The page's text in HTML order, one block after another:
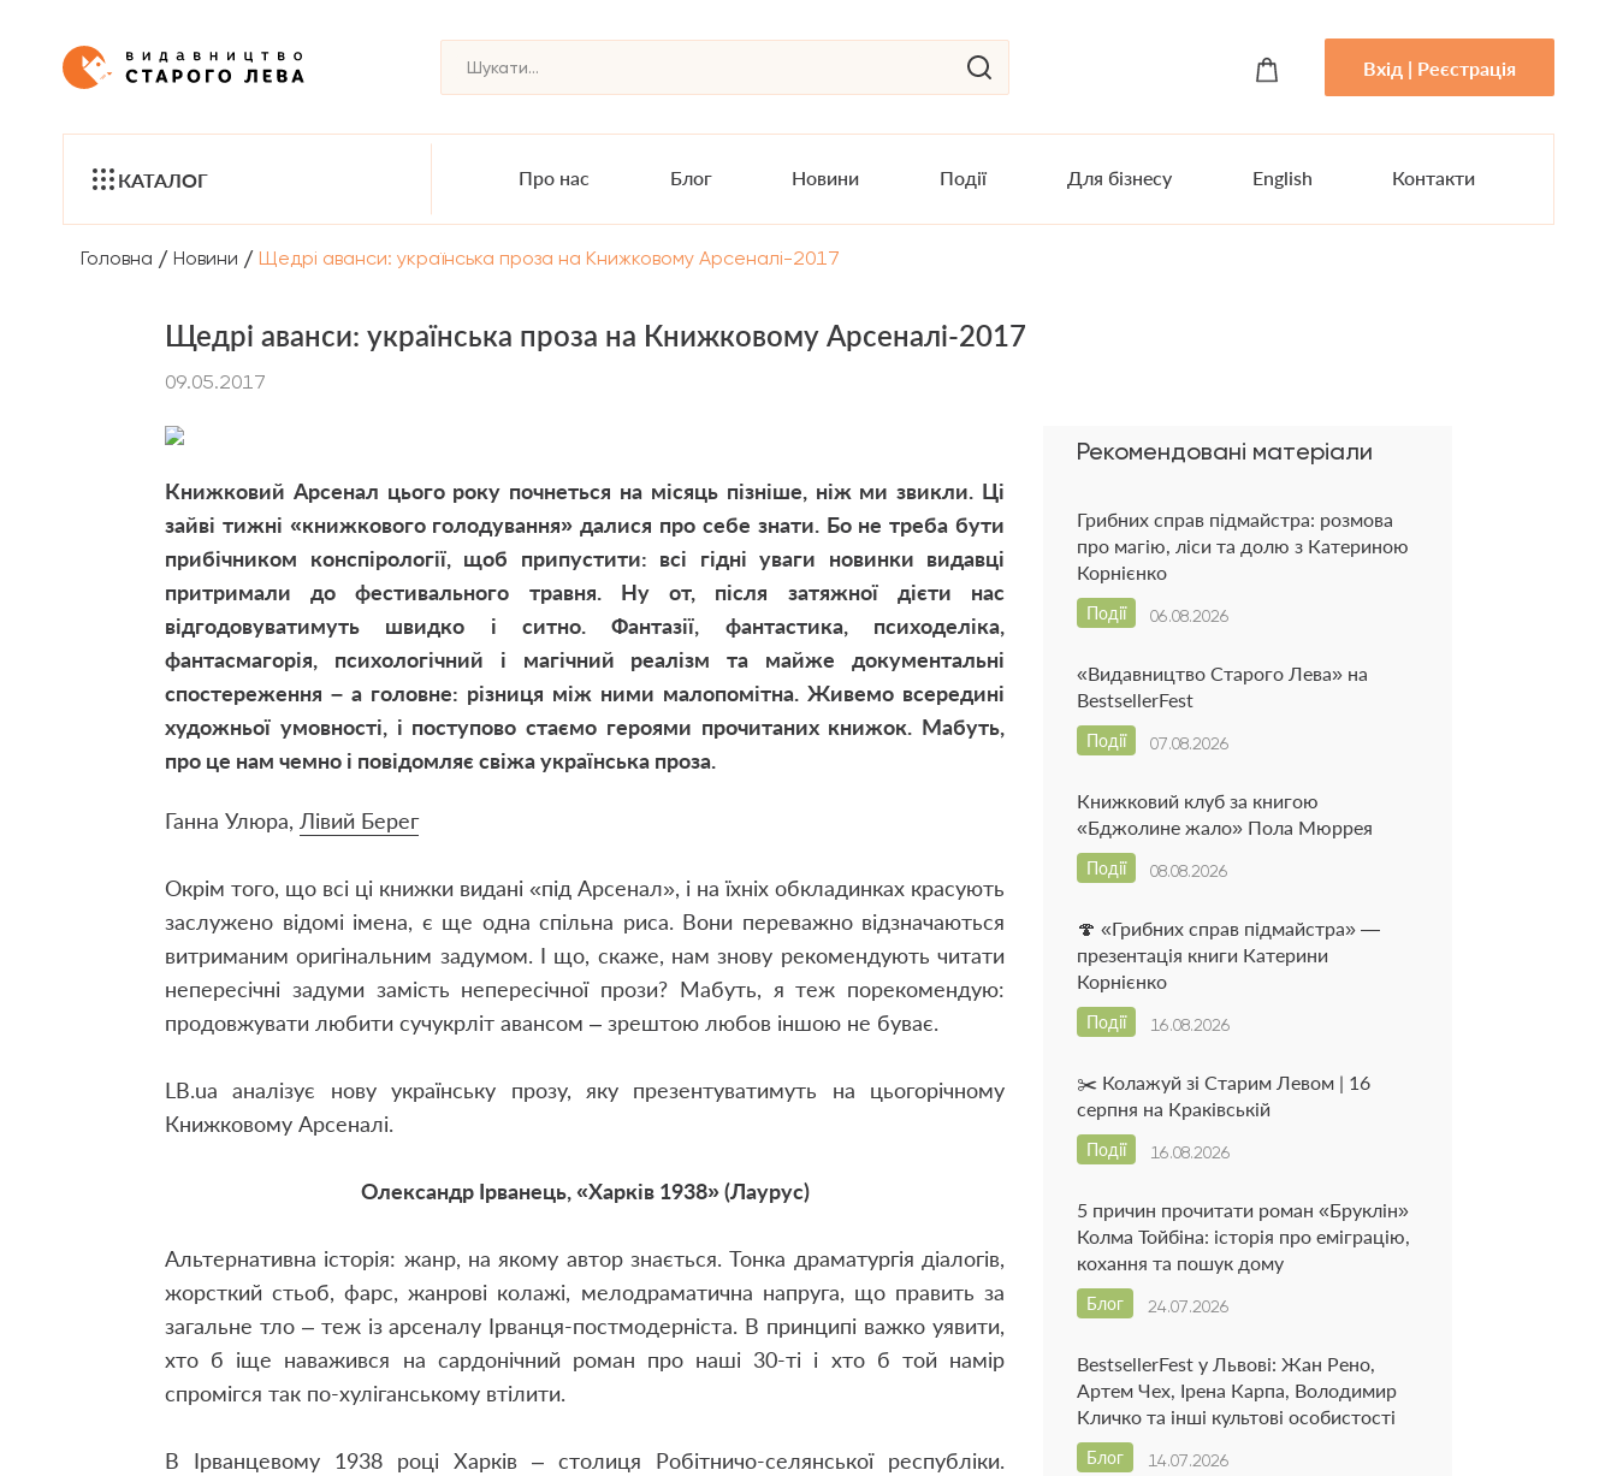
Вхід | Реєстрація
КАТАЛОГ Про нас Блог Новини Події Для бізнесу English Контакти
Головна / Новини / Щедрі аванси: українська проза на Книжковому Арсеналі-2017
Щедрі аванси: українська проза на Книжковому Арсеналі-2017
09.05.2017
Книжковий Арсенал цього року почнеться на місяць пізніше, ніж ми звикли. Ці
зайві тижні «книжкового голодування» далися про себе знати. Бо не треба бути
прибічником конспірології, щоб припустити: всі гідні уваги новинки видавці
притримали до фестивального травня. Ну от, після затяжної дієти нас
відгодовуватимуть швидко і ситно. Фантазії, фантастика, психоделіка,
фантасмагорія, психологічний і магічний реалізм та майже документальні
спостереження – а головне: різниця між ними малопомітна. Живемо всередині
художньої умовності, і поступово стаємо героями прочитаних книжок. Мабуть,
про це нам чемно і повідомляє свіжа українська проза.
Ганна Улюра, Лівий Берег
Окрім того, що всі ці книжки видані «під Арсенал», і на їхніх обкладинках красують
заслужено відомі імена, є ще одна спільна риса. Вони переважно відзначаються
витриманим оригінальним задумом. І що, скаже, нам знову рекомендують читати
непересічні задуми замість непересічної прози? Мабуть, я теж порекомендую:
продовжувати любити сучукрліт авансом – зрештою любов іншою не буває.
LB.ua аналізує нову українську прозу, яку презентуватимуть на цьогорічному
Книжковому Арсеналі.
Олександр Ірванець, «Харків 1938» (Лаурус)
Альтернативна історія: жанр, на якому автор знається. Тонка драматургія діалогів,
жорсткий стьоб, фарс, жанрові колажі, мелодраматична напруга, що править за
загальне тло – теж із арсеналу Ірванця-постмодерніста. В принципі важко уявити,
хто б іще наважився на сардонічний роман про наші 30-ті і хто б той намір
спромігся так по-хуліганському втілити.
В Ірванцевому 1938 році Харків – столиця Робітничо-селянської республіки.
Рекомендовані матеріали
Грибних справ підмайстра: розмова
про магію, ліси та долю з Катериною
Корнієнко
06.08.2026
Події
«Видавництво Старого Лева» на
BestsellerFest
07.08.2026
Події
Книжковий клуб за книгою
«Бджолине жало» Пола Мюррея
08.08.2026
Події
🍄 «Грибних справ підмайстра» —
презентація книги Катерини
Корнієнко
16.08.2026
Події
✂️ Колажуй зі Старим Левом | 16
серпня на Краківській
16.08.2026
Події
5 причин прочитати роман «Бруклін»
Колма Тойбіна: історія про еміграцію,
кохання та пошук дому
24.07.2026
Блог
BestsellerFest у Львові: Жан Рено,
Артем Чех, Ірена Карпа, Володимир
Кличко та інші культові особистості
14.07.2026
Блог